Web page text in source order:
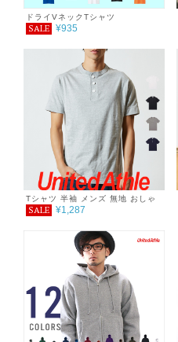
ドライVネックTシャツ
SALE ¥935
Tシャツ 半袖 メンズ 無地 おしゃ
れ シンプル 5.6オンス ヘンリーネ
SALE ¥1,287